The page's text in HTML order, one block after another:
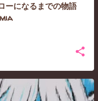
ーになるまでの物語